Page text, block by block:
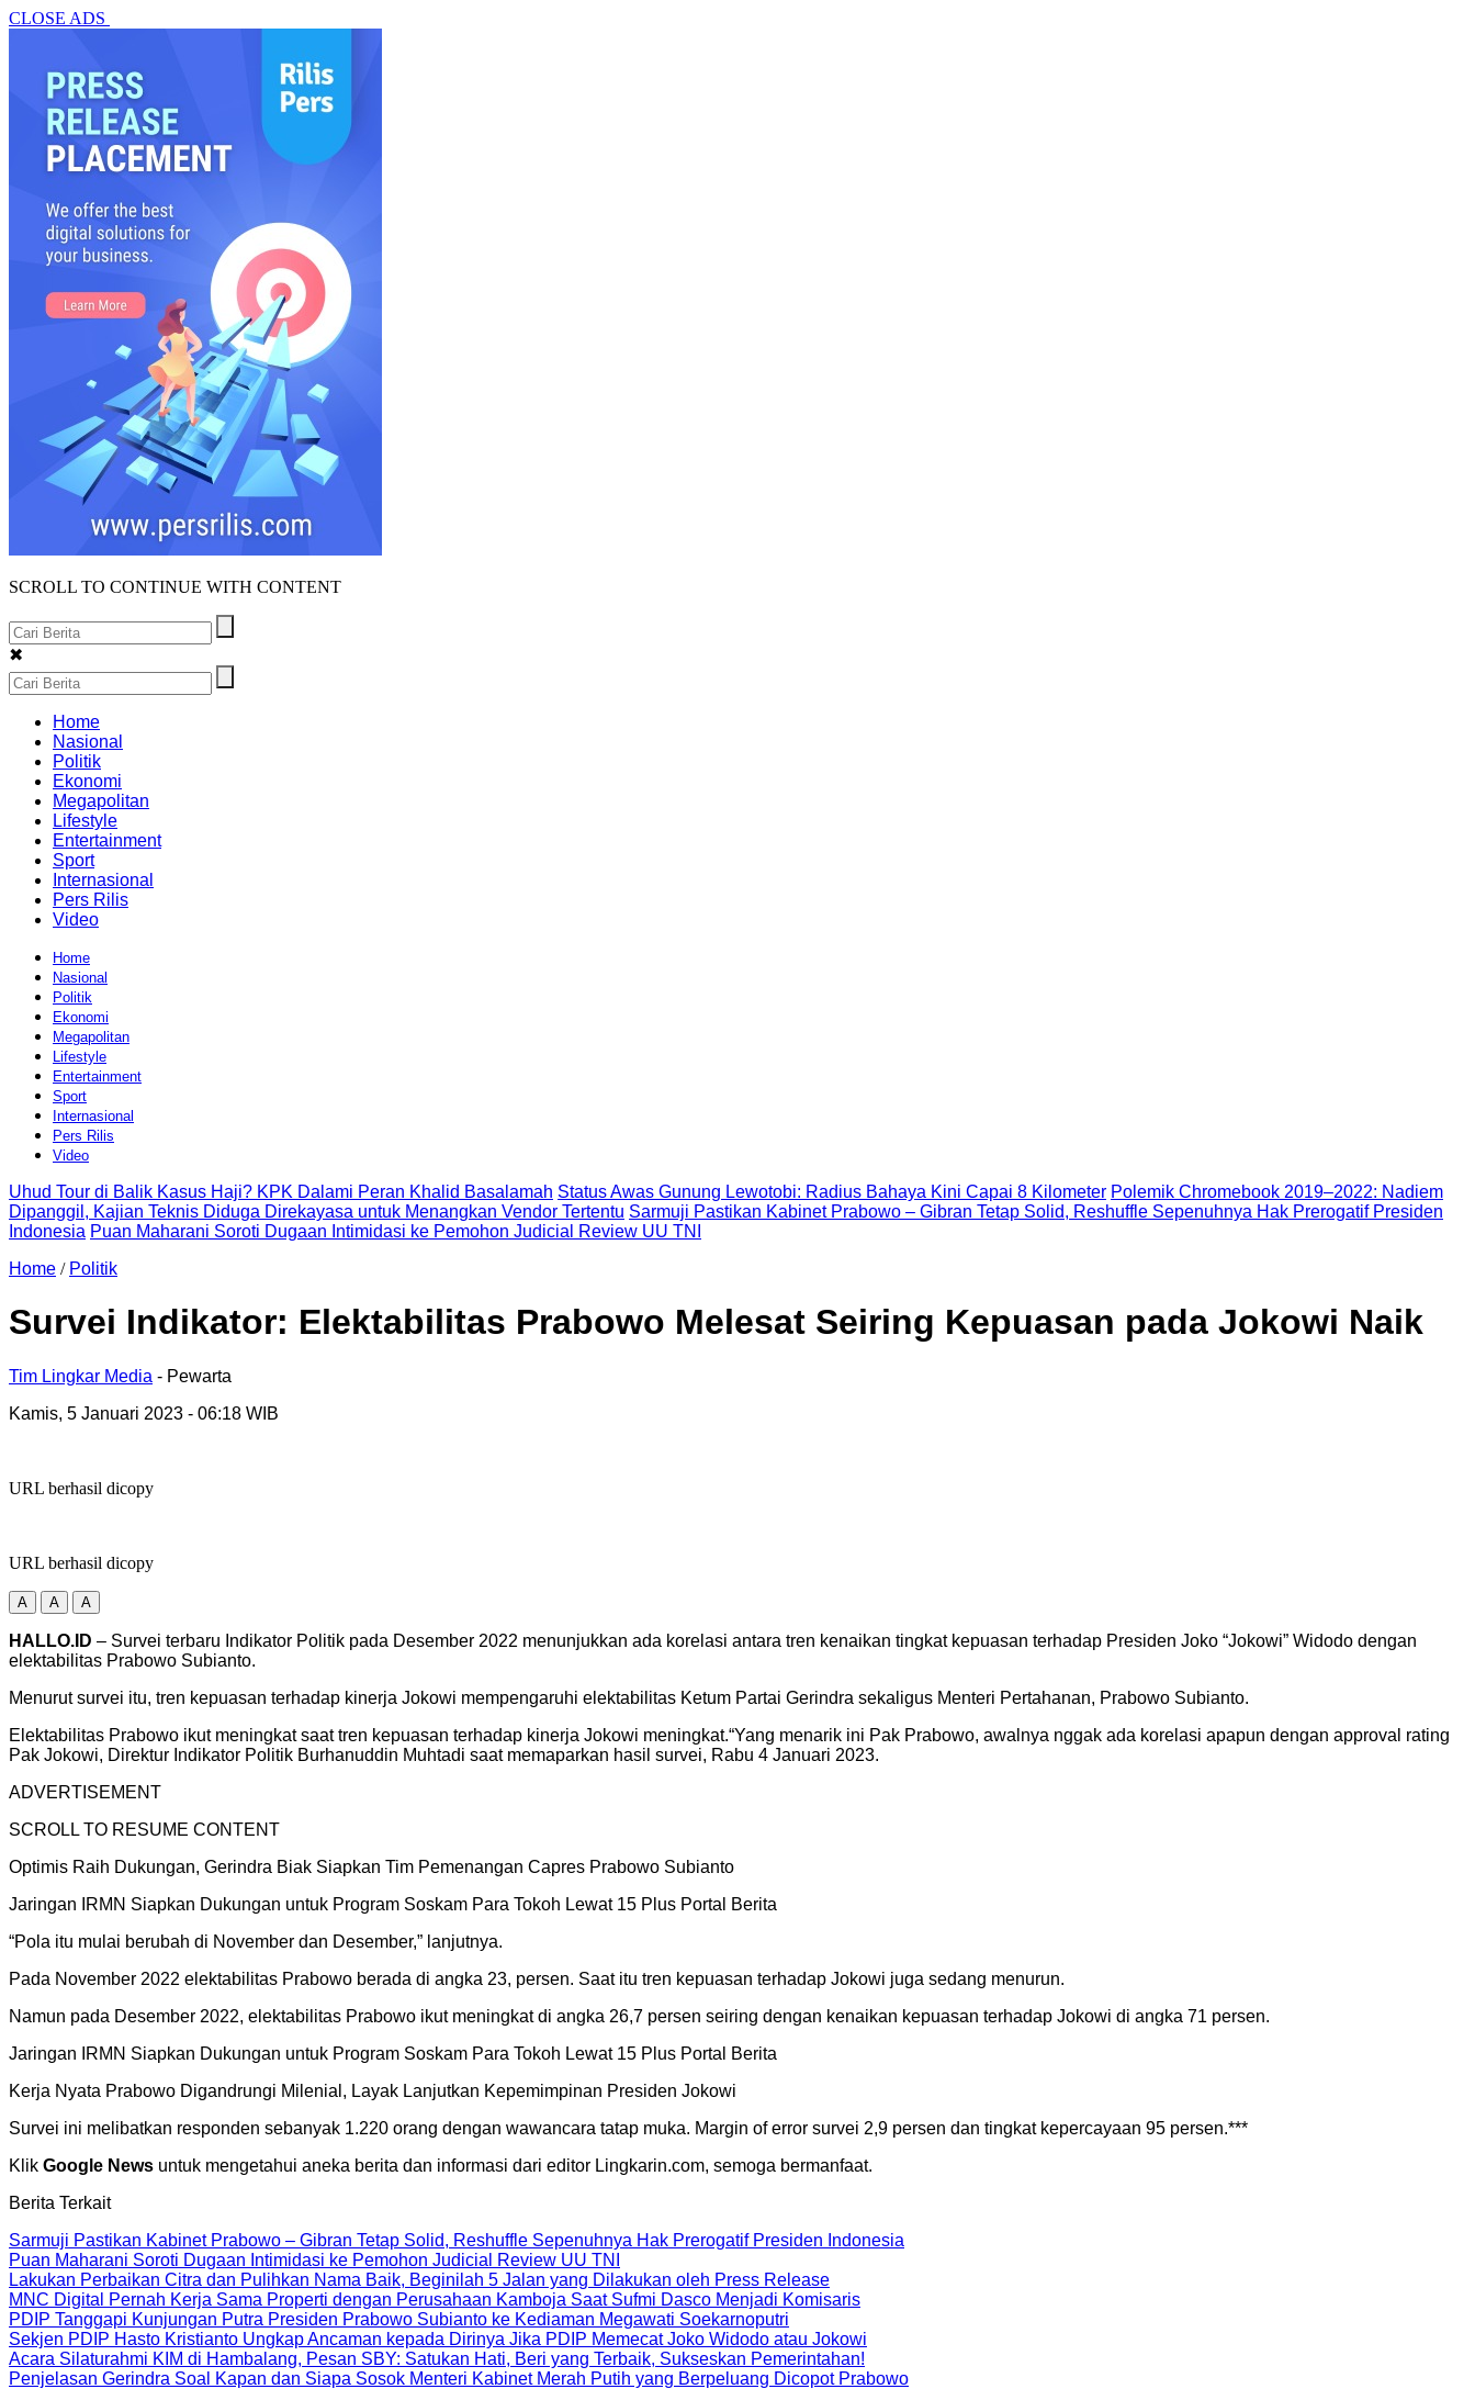
CLOSE ADS
SCROLL TO CONTINUE WITH CONTENT
✖
Home
Nasional
Politik
Ekonomi
Megapolitan
Lifestyle
Entertainment
Sport
Internasional
Pers Rilis
Video
Home
Nasional
Politik
Ekonomi
Megapolitan
Lifestyle
Entertainment
Sport
Internasional
Pers Rilis
Video
Uhud Tour di Balik Kasus Haji? KPK Dalami Peran Khalid Basalamah Status Awas Gunung Lewotobi: Radius Bahaya Kini Capai 8 Kilometer Polemik Chromebook 2019–2022: Nadiem
Dipanggil, Kajian Teknis Diduga Direkayasa untuk Menangkan Vendor Tertentu Sarmuji Pastikan Kabinet Prabowo – Gibran Tetap Solid, Reshuffle Sepenuhnya Hak Prerogatif Presiden
Indonesia Puan Maharani Soroti Dugaan Intimidasi ke Pemohon Judicial Review UU TNI
Home / Politik
Survei Indikator: Elektabilitas Prabowo Melesat Seiring Kepuasan pada Jokowi Naik
Tim Lingkar Media - Pewarta
Kamis, 5 Januari 2023 - 06:18 WIB
URL berhasil dicopy
URL berhasil dicopy
A A A
HALLO.ID – Survei terbaru Indikator Politik pada Desember 2022 menunjukkan ada korelasi antara tren kenaikan tingkat kepuasan terhadap Presiden Joko “Jokowi” Widodo dengan
elektabilitas Prabowo Subianto.
Menurut survei itu, tren kepuasan terhadap kinerja Jokowi mempengaruhi elektabilitas Ketum Partai Gerindra sekaligus Menteri Pertahanan, Prabowo Subianto.
Elektabilitas Prabowo ikut meningkat saat tren kepuasan terhadap kinerja Jokowi meningkat.“Yang menarik ini Pak Prabowo, awalnya nggak ada korelasi apapun dengan approval rating
Pak Jokowi, Direktur Indikator Politik Burhanuddin Muhtadi saat memaparkan hasil survei, Rabu 4 Januari 2023.
ADVERTISEMENT
SCROLL TO RESUME CONTENT
Optimis Raih Dukungan, Gerindra Biak Siapkan Tim Pemenangan Capres Prabowo Subianto
Jaringan IRMN Siapkan Dukungan untuk Program Soskam Para Tokoh Lewat 15 Plus Portal Berita
“Pola itu mulai berubah di November dan Desember,” lanjutnya.
Pada November 2022 elektabilitas Prabowo berada di angka 23, persen. Saat itu tren kepuasan terhadap Jokowi juga sedang menurun.
Namun pada Desember 2022, elektabilitas Prabowo ikut meningkat di angka 26,7 persen seiring dengan kenaikan kepuasan terhadap Jokowi di angka 71 persen.
Jaringan IRMN Siapkan Dukungan untuk Program Soskam Para Tokoh Lewat 15 Plus Portal Berita
Kerja Nyata Prabowo Digandrungi Milenial, Layak Lanjutkan Kepemimpinan Presiden Jokowi
Survei ini melibatkan responden sebanyak 1.220 orang dengan wawancara tatap muka. Margin of error survei 2,9 persen dan tingkat kepercayaan 95 persen.***
Klik Google News untuk mengetahui aneka berita dan informasi dari editor Lingkarin.com, semoga bermanfaat.
Berita Terkait
Sarmuji Pastikan Kabinet Prabowo – Gibran Tetap Solid, Reshuffle Sepenuhnya Hak Prerogatif Presiden Indonesia
Puan Maharani Soroti Dugaan Intimidasi ke Pemohon Judicial Review UU TNI
Lakukan Perbaikan Citra dan Pulihkan Nama Baik, Beginilah 5 Jalan yang Dilakukan oleh Press Release
MNC Digital Pernah Kerja Sama Properti dengan Perusahaan Kamboja Saat Sufmi Dasco Menjadi Komisaris
PDIP Tanggapi Kunjungan Putra Presiden Prabowo Subianto ke Kediaman Megawati Soekarnoputri
Sekjen PDIP Hasto Kristianto Ungkap Ancaman kepada Dirinya Jika PDIP Memecat Joko Widodo atau Jokowi
Acara Silaturahmi KIM di Hambalang, Pesan SBY: Satukan Hati, Beri yang Terbaik, Sukseskan Pemerintahan!
Penjelasan Gerindra Soal Kapan dan Siapa Sosok Menteri Kabinet Merah Putih yang Berpeluang Dicopot Prabowo